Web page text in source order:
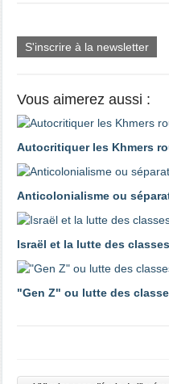
S'inscrire à la newsletter
Vous aimerez aussi :
Autocritiquer les Khmers
Anticolonialisme ou
Israël et la lutte des
"Gen Z" ou lutte des